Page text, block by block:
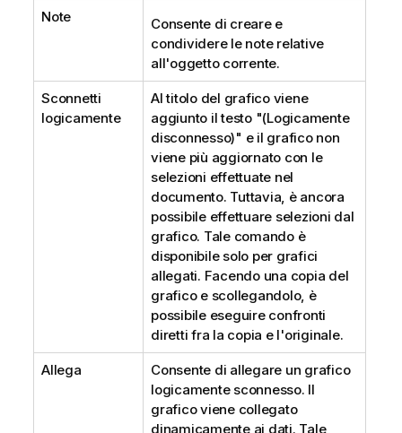
Note
Consente di creare e
condividere le note relative
all'oggetto corrente.
Sconnetti
logicamente
Al titolo del grafico viene
aggiunto il testo "(Logicamente
disconnesso)" e il grafico non
viene più aggiornato con le
selezioni effettuate nel
documento. Tuttavia, è ancora
possibile effettuare selezioni dal
grafico. Tale comando è
disponibile solo per grafici
allegati. Facendo una copia del
grafico e scollegandolo, è
possibile eseguire confronti
diretti fra la copia e l'originale.
Allega
Consente di allegare un grafico
logicamente sconnesso. Il
grafico viene collegato
dinamicamente ai dati. Tale